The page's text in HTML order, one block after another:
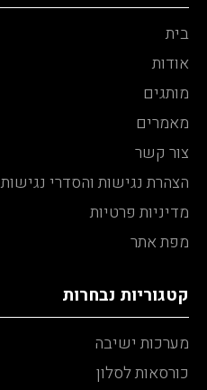
בית
אודות
מותגים
מאמרים
צור קשר
הצהרת נגישות והסדרי נגישות
מדיניות פרטיות
מפת אתר
קטגוריות נבחרות
מערכות ישיבה
כורסאות לסלון